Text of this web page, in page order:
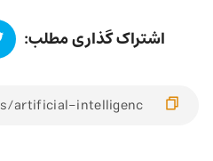
اشتراک گذاری مطلب: